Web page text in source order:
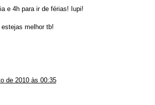
e 4h para ir de férias! Iupi!
estejas melhor tb!
de 2010 às 00:35